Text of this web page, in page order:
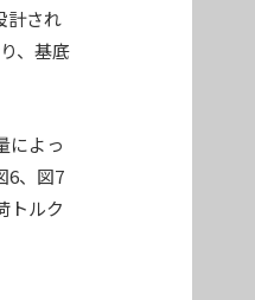
計され
、基底
によっ
6、図7
トルク